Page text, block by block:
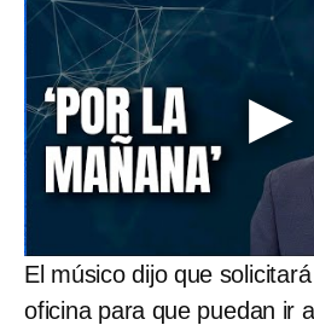
El músico dijo que
oficina para que puedan ir